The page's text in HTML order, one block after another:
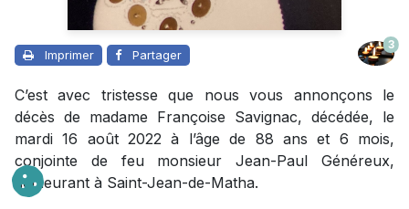
Imprimer Partager
3
C’est avec tristesse que nous vous annonçons le
décès de madame Françoise Savignac, décédée, le
mardi 16 août 2022 à l’âge de 88 ans et 6 mois,
conjointe de feu monsieur Jean-Paul Généreux,
demeurant à Saint-Jean-de-Matha.